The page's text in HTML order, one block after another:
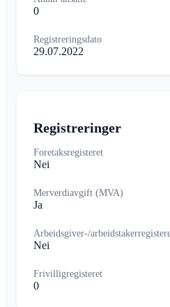
0
Registreringsdato
29.07.2022
Registreringer
Foretaksregisteret
Nei
Merverdiavgift (MVA)
Ja
Arbeidsgiver-/
Nei
Frivilligregisteret
0